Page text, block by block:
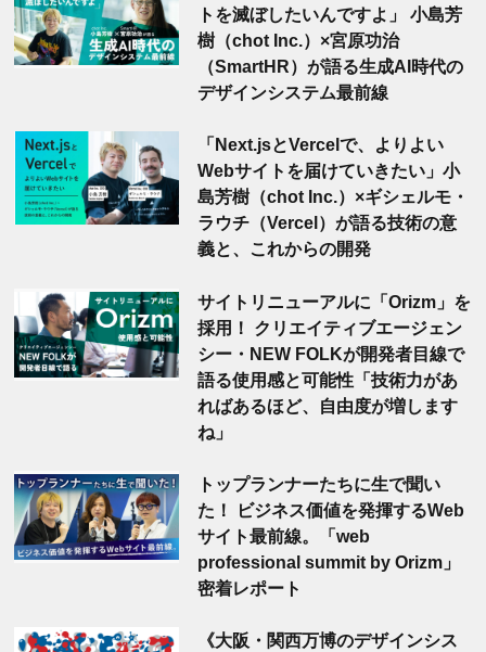
トを滅ぼしたいんですよ」 小島芳
樹（chot Inc.）×宮原功治
（SmartHR）が語る生成AI時代の
デザインシステム最前線
「Next.jsとVercelで、よりよい
Webサイトを届けていきたい」小
島芳樹（chot Inc.）×ギシェルモ・
ラウチ（Vercel）が語る技術の意
義と、これからの開発
サイトリニューアルに「Orizm」を
採用！ クリエイティブエージェン
シー・NEW FOLKが開発者目線で
語る使用感と可能性「技術力があ
ればあるほど、自由度が増します
ね」
トップランナーたちに生で聞い
た！ ビジネス価値を発揮するWeb
サイト最前線。「web
professional summit by Orizm」
密着レポート
《大阪・関西万博のデザインシス